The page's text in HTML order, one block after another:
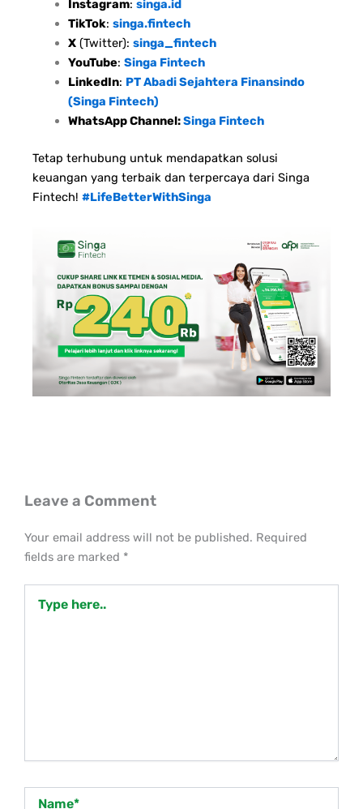
Instagram: singa.id
TikTok: singa.fintech
X(Twitter): singa_fintech
YouTube: Singa Fintech
LinkedIn: PT Abadi Sejahtera Finansindo
(Singa Fintech)
WhatsApp Channel:Singa Fintech
Tetap terhubung untuk mendapatkan solusi
keuangan yang terbaik dan terpercaya dari Singa
Fintech! #LifeBetterWithSinga
Leave a Comment
Your email address will not be published. Required
fields are marked *
here..